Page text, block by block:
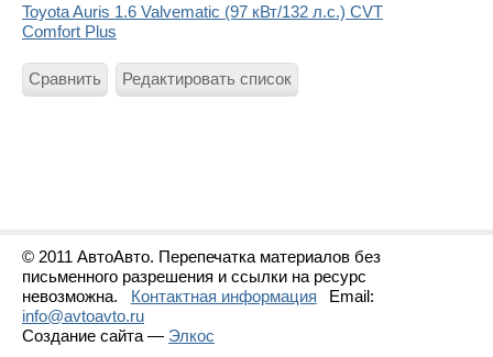
Toyota Auris 1.6 Valvematic (97 кВт/132 л.с.) CVT
Comfort Plus
Сравнить Редактировать список
© 2011 АвтоАвто. Перепечатка материалов без
письменного разрешения и ссылки на ресурс
невозможна.
Контактная информация
Email:
info@avtoavto.ru
Создание сайта — Элкос